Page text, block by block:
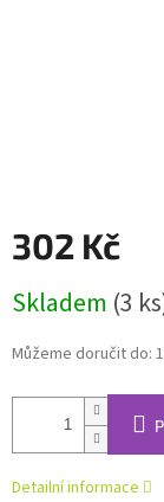
302 Kč
cena:
Skladem (3
Můžeme doručit do:
Detailní informace